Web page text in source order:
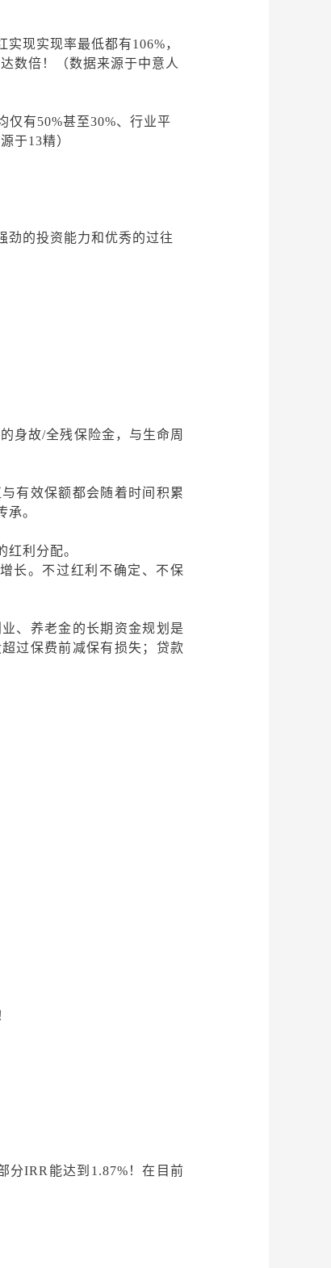
实现实现率最低都有106%，
数倍！（数据来源于中意人
仅有50%甚至30%、 行业平
于13精）
劲的投资能力和优秀的过往
身故/全残保险金，与生命周
有效保额都会随着时间积累
。
利分配。
长。不过红利不确定、不保
、养老金的长期资金规划是
过保费前减保有损失；贷款
分IRR能达到1.87%！在目前